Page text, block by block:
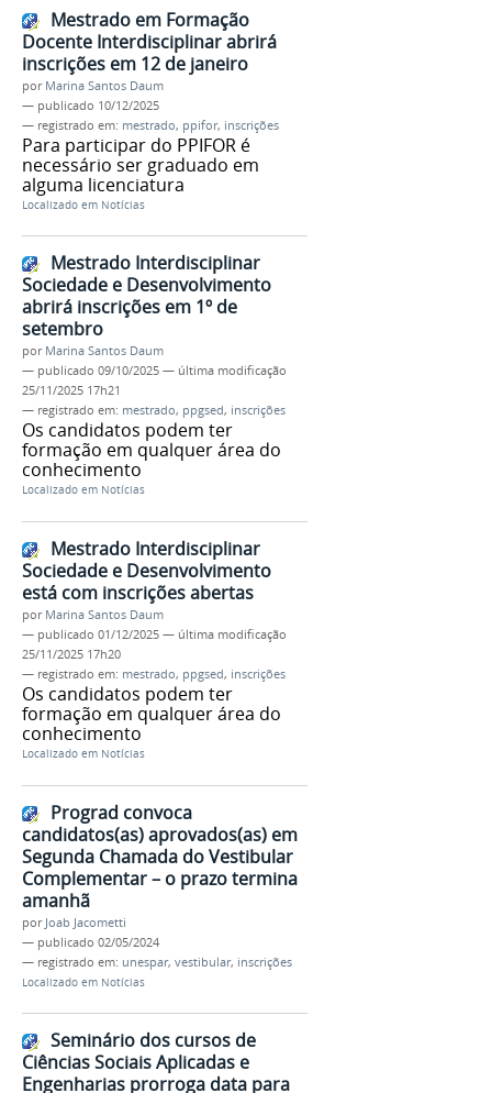
Mestrado em Formação
Docente Interdisciplinar abrirá
inscrições em 12 de janeiro
por Marina Santos Daum
— publicado 10/12/2025
— registrado em: mestrado, ppifor, inscrições
Para participar do PPIFOR é
necessário ser graduado em
alguma licenciatura
Localizado em Notícias
Mestrado Interdisciplinar
Sociedade e Desenvolvimento
abrirá inscrições em 1º de
setembro
por Marina Santos Daum
— publicado 09/10/2025 — última modificação
25/11/2025 17h21
— registrado em: mestrado, ppgsed, inscrições
Os candidatos podem ter
formação em qualquer área do
conhecimento
Localizado em Notícias
Mestrado Interdisciplinar
Sociedade e Desenvolvimento
está com inscrições abertas
por Marina Santos Daum
— publicado 01/12/2025 — última modificação
25/11/2025 17h20
— registrado em: mestrado, ppgsed, inscrições
Os candidatos podem ter
formação em qualquer área do
conhecimento
Localizado em Notícias
Prograd convoca
candidatos(as) aprovados(as) em
Segunda Chamada do Vestibular
Complementar – o prazo termina
amanhã
por Joab Jacometti
— publicado 02/05/2024
— registrado em: unespar, vestibular, inscrições
Localizado em Notícias
Seminário dos cursos de
Ciências Sociais Aplicadas e
Engenharias prorroga data para